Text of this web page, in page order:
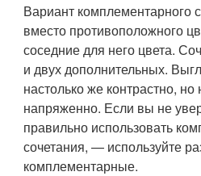
Вариант комплементарного
вместо противоположного
соседние для него цвета.
и двух дополнительных.
настолько же контрастно, но
напряженно. Если вы не
правильно использовать
сочетания, — используйте
комплементарные.